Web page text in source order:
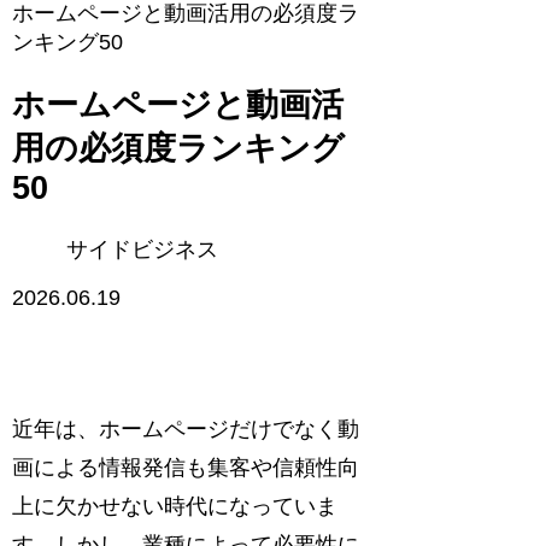
ホームページと動画活用の必須度ラ
ンキング50
ホームページと動画活
用の必須度ランキング
50
サイドビジネス
2026.06.19
近年は、ホームページだけでなく動
画による情報発信も集客や信頼性向
上に欠かせない時代になっていま